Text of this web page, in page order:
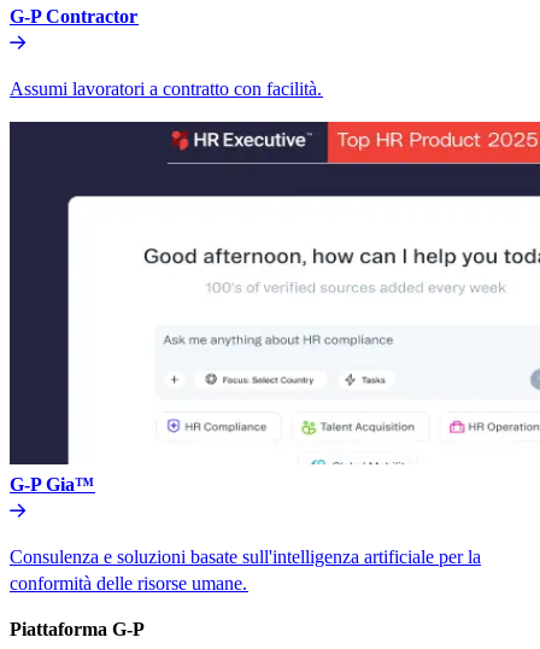
G-P Contractor​​
Assumi lavoratori a contratto con facilità.​​
G-P Gia™​​
Consulenza e soluzioni basate sull'intelligenza artificiale per la
conformità delle risorse umane.​​
Piattaforma G-P​​